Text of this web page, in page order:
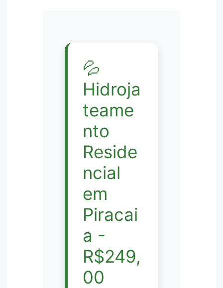
💦
Hidroja
teame
nto
Reside
ncial
em
Piracai
a -
R$249,
00